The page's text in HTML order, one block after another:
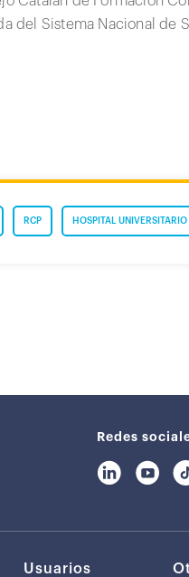
del Sistema Nacional de
HOSPITAL UNIVERSITARIO
RCP
Redes
Usuarios